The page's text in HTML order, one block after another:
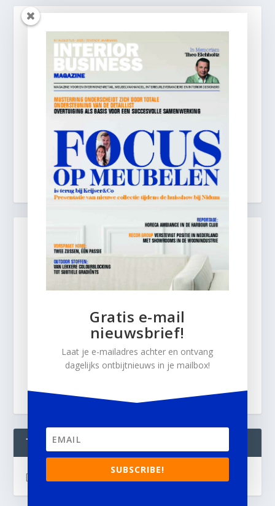
TWEETS
[custom-twitter-feeds]
Gratis e-mail
nieuwsbrief!
Laat je e-mailadres achter en ontvang
dagelijks ontbijtnieuws in je mailbox!
SUBSCRIBE!